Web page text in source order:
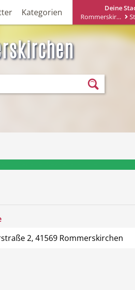
Deine
Rommerskirchen
Kategorien
2, 41569 Rommerskirchen